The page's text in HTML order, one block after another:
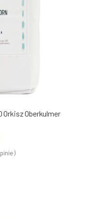
Orkisz Oberkulmer
)